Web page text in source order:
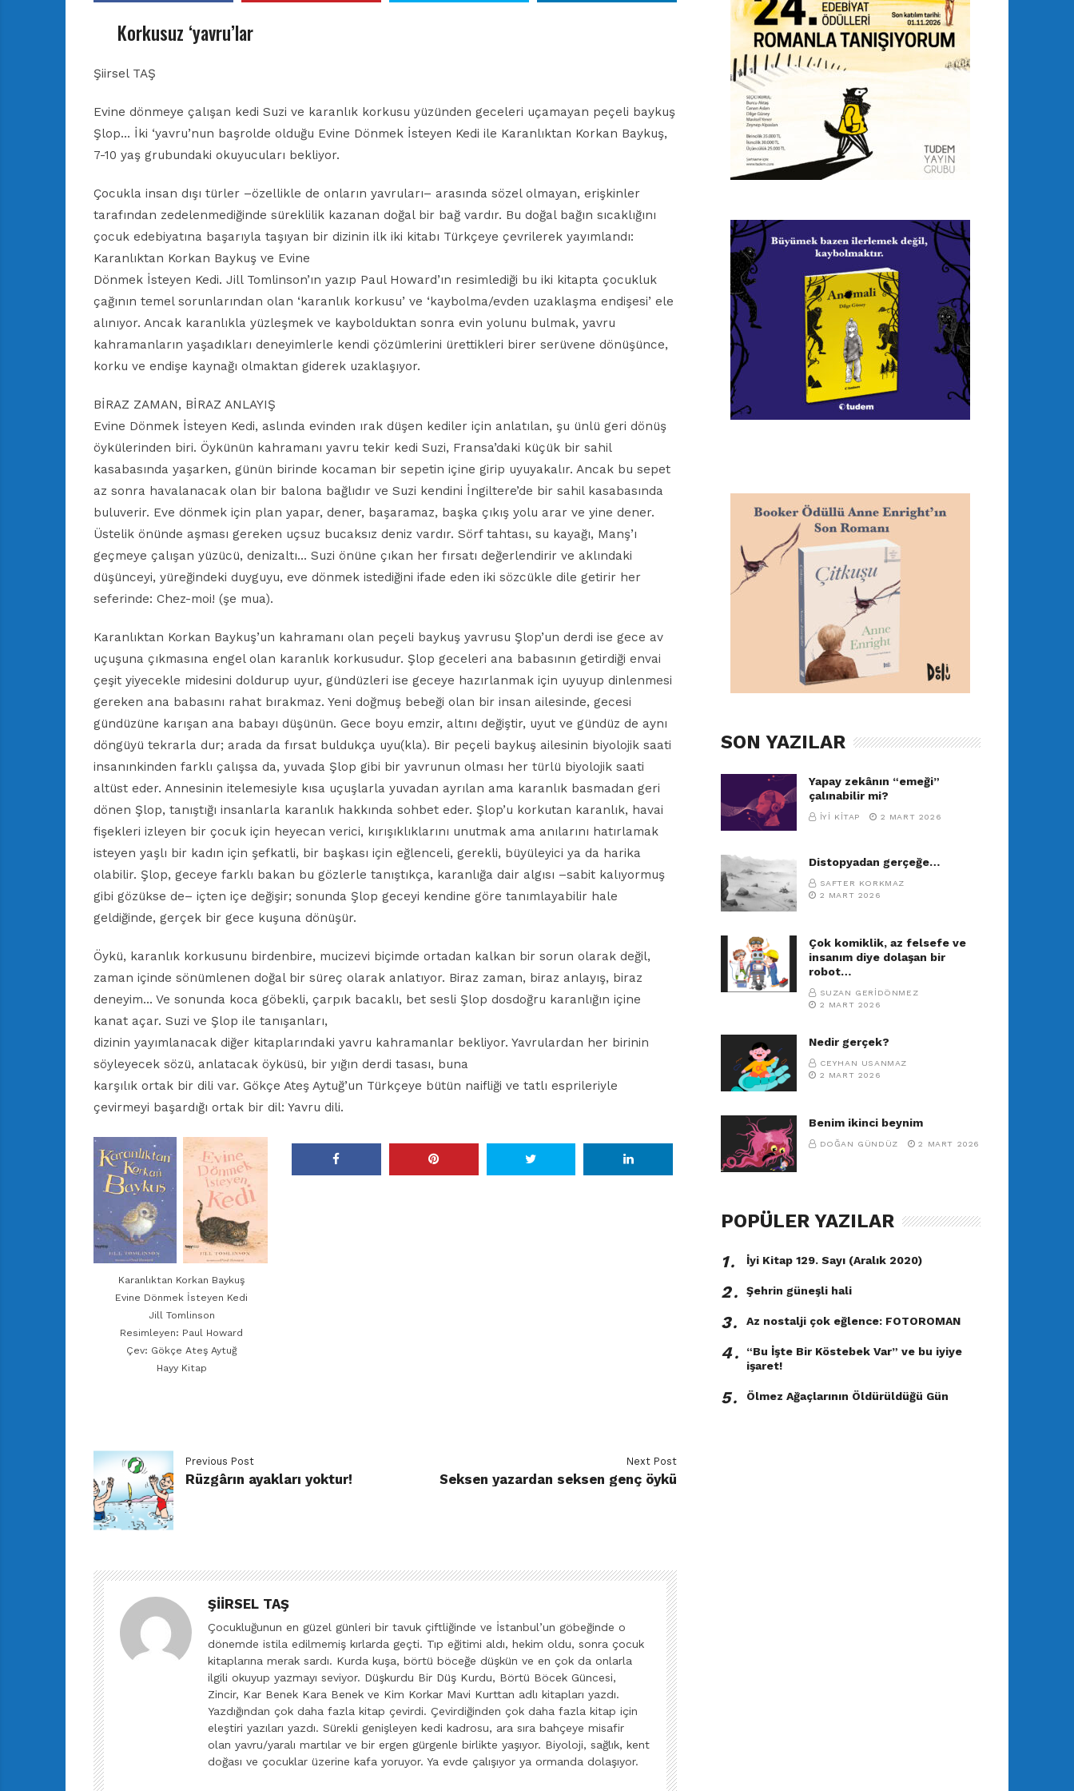
Korkusuz ‘yavru’lar
Şiirsel TAŞ
Evine dönmeye çalışan kedi Suzi ve karanlık korkusu yüzünden geceleri uçamayan peçeli baykuş
Şlop… İki ‘yavru’nun başrolde olduğu Evine Dönmek İsteyen Kedi ile Karanlıktan Korkan Baykuş,
7-10 yaş grubundaki okuyucuları bekliyor.
Çocukla insan dışı türler –özellikle de onların yavruları– arasında sözel olmayan, erişkinler
tarafından zedelenmediğinde süreklilik kazanan doğal bir bağ vardır. Bu doğal bağın sıcaklığını
çocuk edebiyatına başarıyla taşıyan bir dizinin ilk iki kitabı Türkçeye çevrilerek yayımlandı:
Karanlıktan Korkan Baykuş ve Evine
Dönmek İsteyen Kedi. Jill Tomlinson’ın yazıp Paul Howard’ın resimlediği bu iki kitapta çocukluk
çağının temel sorunlarından olan ‘karanlık korkusu’ ve ‘kaybolma/evden uzaklaşma endişesi’ ele
alınıyor. Ancak karanlıkla yüzleşmek ve kaybolduktan sonra evin yolunu bulmak, yavru
kahramanların yaşadıkları deneyimlerle kendi çözümlerini ürettikleri birer serüvene dönüşünce,
korku ve endişe kaynağı olmaktan giderek uzaklaşıyor.
BİRAZ ZAMAN, BİRAZ ANLAYIŞ
Evine Dönmek İsteyen Kedi, aslında evinden ırak düşen kediler için anlatılan, şu ünlü geri dönüş
öykülerinden biri. Öykünün kahramanı yavru tekir kedi Suzi, Fransa’daki küçük bir sahil
kasabasında yaşarken, günün birinde kocaman bir sepetin içine girip uyuyakalır. Ancak bu sepet
az sonra havalanacak olan bir balona bağlıdır ve Suzi kendini İngiltere’de bir sahil kasabasında
buluverir. Eve dönmek için plan yapar, dener, başaramaz, başka çıkış yolu arar ve yine dener.
Üstelik önünde aşması gereken uçsuz bucaksız deniz vardır. Sörf tahtası, su kayağı, Manş’ı
geçmeye çalışan yüzücü, denizaltı… Suzi önüne çıkan her fırsatı değerlendirir ve aklındaki
düşünceyi, yüreğindeki duyguyu, eve dönmek istediğini ifade eden iki sözcükle dile getirir her
seferinde: Chez-moi! (şe mua).
Karanlıktan Korkan Baykuş’un kahramanı olan peçeli baykuş yavrusu Şlop’un derdi ise gece av
uçuşuna çıkmasına engel olan karanlık korkusudur. Şlop geceleri ana babasının getirdiği envai
çeşit yiyecekle midesini doldurup uyur, gündüzleri ise geceye hazırlanmak için uyuyup dinlenmesi
gereken ana babasını rahat bırakmaz. Yeni doğmuş bebeği olan bir insan ailesinde, gecesi
gündüzüne karışan ana babayı düşünün. Gece boyu emzir, altını değiştir, uyut ve gündüz de aynı
döngüyü tekrarla dur; arada da fırsat buldukça uyu(kla). Bir peçeli baykuş ailesinin biyolojik saati
insanınkinden farklı çalışsa da, yuvada Şlop gibi bir yavrunun olması her türlü biyolojik saati
altüst eder. Annesinin itelemesiyle kısa uçuşlarla yuvadan ayrılan ama karanlık basmadan geri
dönen Şlop, tanıştığı insanlarla karanlık hakkında sohbet eder. Şlop’u korkutan karanlık, havai
fişekleri izleyen bir çocuk için heyecan verici, kırışıklıklarını unutmak ama anılarını hatırlamak
isteyen yaşlı bir kadın için şefkatli, bir başkası için eğlenceli, gerekli, büyüleyici ya da harika
olabilir. Şlop, geceye farklı bakan bu gözlerle tanıştıkça, karanlığa dair algısı –sabit kalıyormuş
gibi gözükse de– içten içe değişir; sonunda Şlop geceyi kendine göre tanımlayabilir hale
geldiğinde, gerçek bir gece kuşuna dönüşür.
Öykü, karanlık korkusunu birdenbire, mucizevi biçimde ortadan kalkan bir sorun olarak değil,
zaman içinde sönümlenen doğal bir süreç olarak anlatıyor. Biraz zaman, biraz anlayış, biraz
deneyim… Ve sonunda koca göbekli, çarpık bacaklı, bet sesli Şlop dosdoğru karanlığın içine
kanat açar. Suzi ve Şlop ile tanışanları,
dizinin yayımlanacak diğer kitaplarındaki yavru kahramanlar bekliyor. Yavrulardan her birinin
söyleyecek sözü, anlatacak öyküsü, bir yığın derdi tasası, buna
karşılık ortak bir dili var. Gökçe Ateş Aytuğ’un Türkçeye bütün naifliği ve tatlı esprileriyle
çevirmeyi başardığı ortak bir dil: Yavru dili.
Karanlıktan Korkan Baykuş
Evine Dönmek İsteyen Kedi
Jill Tomlinson
Resimleyen: Paul Howard
Çev: Gökçe Ateş Aytuğ
Hayy Kitap
Previous Post
Rüzgârın ayakları yoktur!
Next Post
Seksen yazardan seksen genç öykü
ŞIIRSEL TAŞ
Çocukluğunun en güzel günleri bir tavuk çiftliğinde ve İstanbul’un göbeğinde o
dönemde istila edilmemiş kırlarda geçti. Tıp eğitimi aldı, hekim oldu, sonra çocuk
kitaplarına merak sardı. Kurda kuşa, börtü böceğe düşkün ve en çok da onlarla
ilgili okuyup yazmayı seviyor. Düşkurdu Bir Düş Kurdu, Börtü Böcek Güncesi,
Zincir, Kar Benek Kara Benek ve Kim Korkar Mavi Kurttan adlı kitapları yazdı.
Yazdığından çok daha fazla kitap çevirdi. Çevirdiğinden çok daha fazla kitap için
eleştiri yazıları yazdı. Sürekli genişleyen kedi kadrosu, ara sıra bahçeye misafir
olan yavru/yaralı martılar ve bir ergen gürgenle birlikte yaşıyor. Biyoloji, sağlık, kent
doğası ve çocuklar üzerine kafa yoruyor. Ya evde çalışıyor ya ormanda dolaşıyor.
SON YAZILAR
Yapay zekânın “emeği”
çalınabilir mi?
İYI KITAP 2 MART 2026
Distopyadan gerçeğe…
SAFTER KORKMAZ
2 MART 2026
Çok komiklik, az felsefe ve
insanım diye dolaşan bir
robot…
SUZAN GERIDÖNMEZ
2 MART 2026
Nedir gerçek?
CEYHAN USANMAZ
2 MART 2026
Benim ikinci beynim
DOĞAN GÜNDÜZ 2 MART 2026
POPÜLER YAZILAR
1․ İyi Kitap 129. Sayı (Aralık 2020)
2․ Şehrin güneşli hali
3․ Az nostalji çok eğlence: FOTOROMAN
4․
“Bu İşte Bir Köstebek Var” ve bu iyiye
işaret!
5․ Ölmez Ağaçlarının Öldürüldüğü Gün